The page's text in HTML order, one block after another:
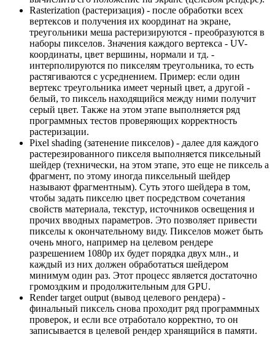
Rasterization (растеризация) - после обработки всех
вертексов и получения их координат на экране,
треугольники меша растеризируются - преобразуются в
наборы пикселов. Значения каждого вертекса - UV-
координаты, цвет вершины, нормали и тд. -
интерполируются по пикселям треугольника, то есть
растягиваются с усреднением. Пример: если один
вертекс треугольника имеет черный цвет, а другой -
белый, то пиксель находящийся между ними получит
серый цвет. Также на этом этапе выполняется ряд
программных тестов проверяющих корректность
растеризации.
Pixel shading (затенение пикселов) - далее для каждого
растерезированного пикселя выполняется пиксельный
шейдер (технически, на этом этапе, это еще не пиксель а
фрагмент, по этому иногда пиксельный шейдер
называют фрагментным). Суть этого шейдера в том,
чтобы задать пикселю цвет посредством сочетания
свойств материала, текстур, источников освещения и
прочих вводных параметров. Это позволяет привести
пикселы к окончательному виду. Пикселов может быть
очень много, например на целевом рендере
разрешением 1080р их будет порядка двух млн., и
каждый из них должен обработаться шейдером
минимум один раз. Этот процесс является достаточно
громоздким и продолжительным для GPU.
Render target output (вывод целевого рендера) -
финальный пиксель снова проходит ряд программных
проверок, и если все отработало корректно, то он
записывается в целевой рендер хранящийся в памяти.